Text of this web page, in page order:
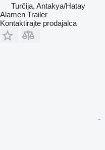
Turčija, Antakya/Hatay
Alamen Trailer
Kontaktirajte prodajalca